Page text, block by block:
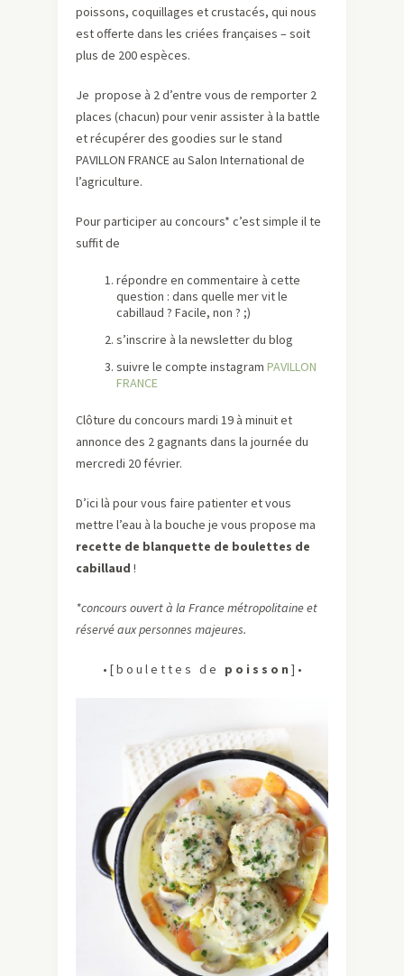
poissons, coquillages et crustacés, qui nous
est offerte dans les criées françaises – soit
plus de 200 espèces.
Je propose à 2 d’entre vous de remporter 2
places (chacun) pour venir assister à la battle
et récupérer des goodies sur le stand
PAVILLON FRANCE au Salon International de
l’agriculture.
Pour participer au concours* c’est simple il te
suffit de
répondre en commentaire à cette
question : dans quelle mer vit le
cabillaud ? Facile, non ? ;)
s’inscrire à la newsletter du blog
suivre le compte instagram PAVILLON
FRANCE
Clôture du concours mardi 19 à minuit et
annonce des 2 gagnants dans la journée du
mercredi 20 février.
D’ici là pour vous faire patienter et vous
mettre l’eau à la bouche je vous propose ma
recette de blanquette de boulettes de
cabillaud !
*concours ouvert à la France métropolitaine et
réservé aux personnes majeures.
• [ b o u l e t t e s d e p o i s s o n ] •